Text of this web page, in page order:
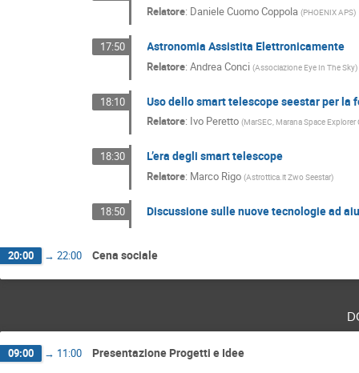
Relatore: Daniele Cuomo Coppola (PHOENIX APS)
17:50 Astronomia Assistita Elettronicamente
Relatore:Andrea Conci (Associazione Eye In The Sky)
18:10 Uso dello smart telescope seestar per
Relatore: Ivo Peretto (MarSEC, Marana Space Explorer
18:30 L’era degli smart telescope
Relatore: Marco Rigo (Astrottica.it Zwo Seestar)
18:50 Discussione sulle nuove tecnologie ad
20:00 → 22:00 Cena sociale
09:00 → 11:00 Presentazione Progetti e Idee